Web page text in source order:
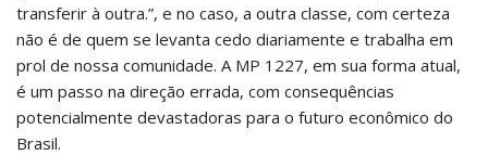
transferir à outra.”, e no caso, a outra classe, com certeza
não é de quem se levanta cedo diariamente e trabalha em
prol de nossa comunidade. A MP 1227, em sua forma atual,
é um passo na direção errada, com consequências
potencialmente devastadoras para o futuro econômico do
Brasil.